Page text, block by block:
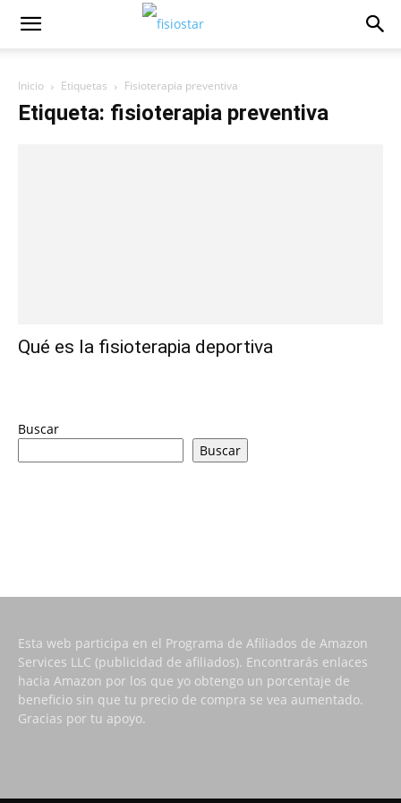
Inicio Etiquetas Fisioterapia preventiva
Etiqueta: fisioterapia preventiva
Qué es la fisioterapia deportiva
Buscar
Buscar
Esta web participa en el Programa de Afiliados de Amazon
Services LLC (publicidad de afiliados). Encontrarás enlaces
hacia Amazon por los que yo obtengo un porcentaje de
beneficio sin que tu precio de compra se vea aumentado.
Gracias por tu apoyo.